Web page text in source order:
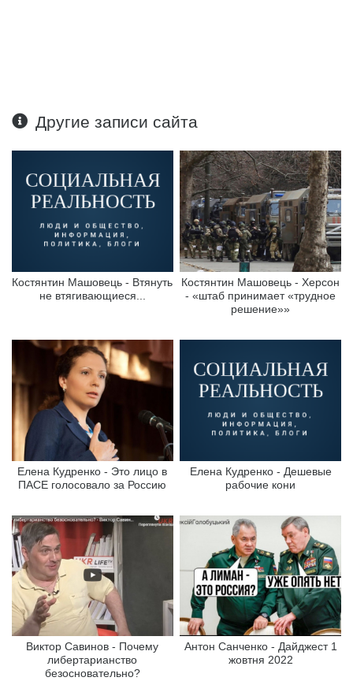
Другие записи сайта
Костянтин Машовець - Втянуть
не втягивающиеся...
Костянтин Машовець - Херсон
- «штаб принимает «трудное
решение»»
Елена Кудренко - Это лицо в
ПАСЕ голосовало за Россию
Елена Кудренко - Дешевые
рабочие кони
Виктор Савинов - Почему
либертарианство
безосновательно?
Антон Санченко - Дайджест 1
жовтня 2022